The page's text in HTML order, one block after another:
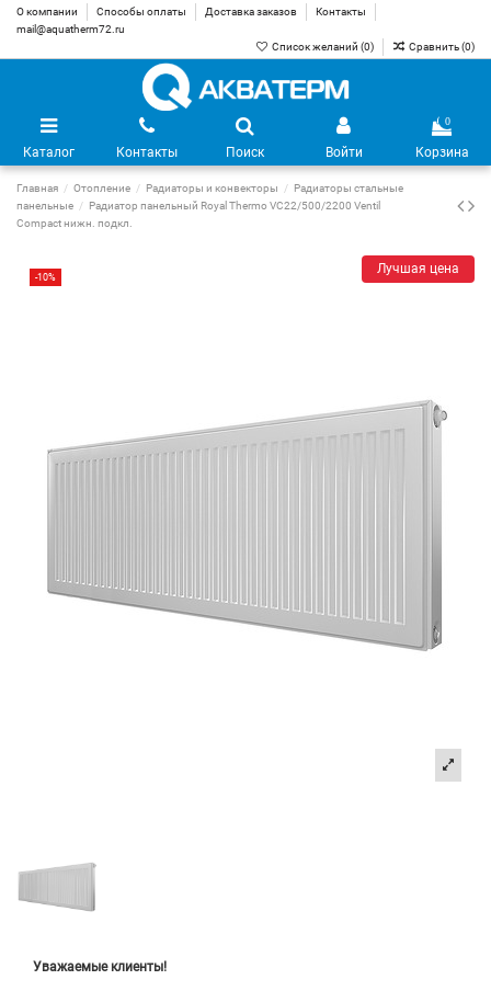
О компании Способы оплаты Доставка заказов
Контакты
mail@aquatherm72.ru
Список желаний (0) Сравнить (0)
Каталог Контакты Поиск Войти
0
Корзина
Главная Отопление Радиаторы и конвекторы
Радиаторы стальные
панельные
Радиатор панельный Royal Thermo VC22/500/2200 Ventil
Compact нижн. подкл.
-10%
Лучшая цена
Уважаемые клиенты!